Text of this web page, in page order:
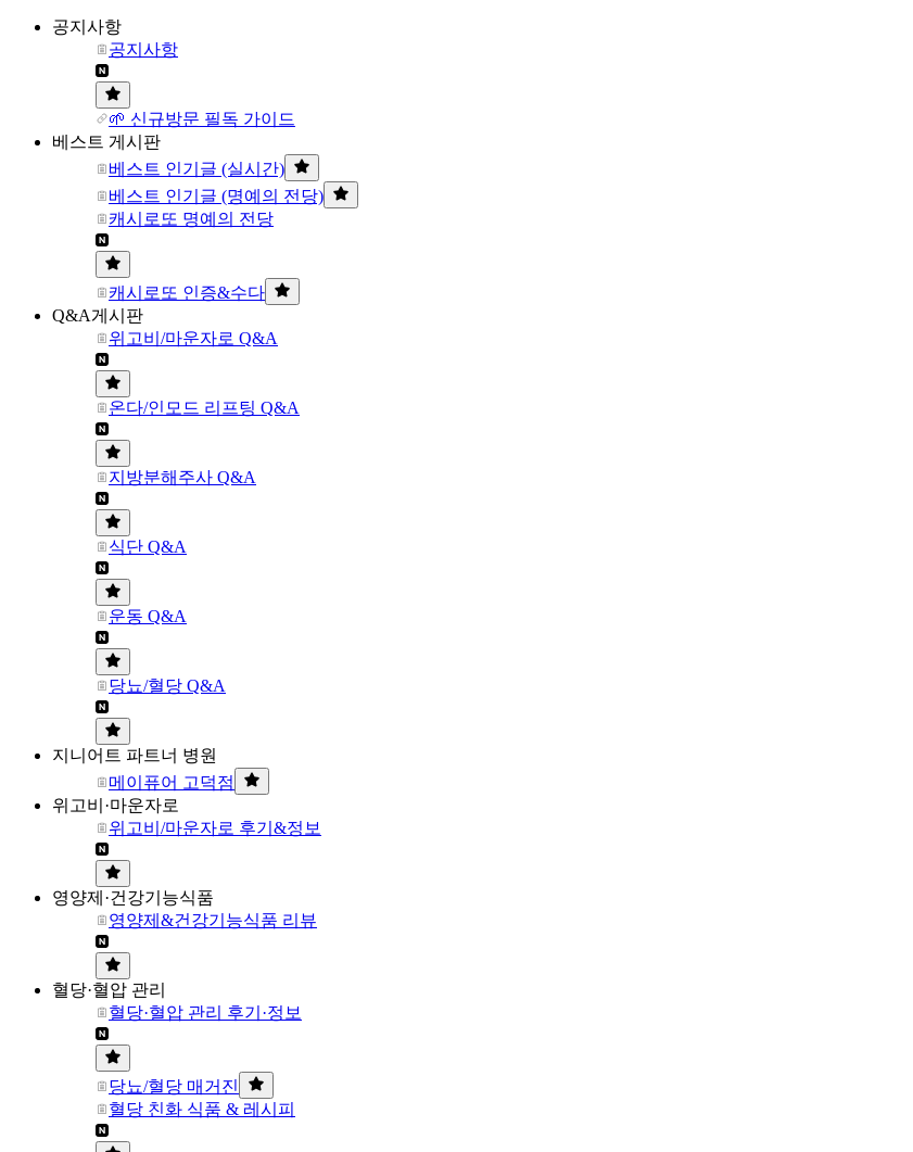
공지사항
공지사항
🌱 신규방문 필독 가이드
베스트 게시판
베스트 인기글 (실시간)
베스트 인기글 (명예의 전당)
캐시로또 명예의 전당
캐시로또 인증&수다
Q&A게시판
위고비/마운자로 Q&A
온다/인모드 리프팅 Q&A
지방분해주사 Q&A
식단 Q&A
운동 Q&A
당뇨/혈당 Q&A
지니어트 파트너 병원
메이퓨어 고덕점
위고비·마운자로
위고비/마운자로 후기&정보
영양제·건강기능식품
영양제&건강기능식품 리뷰
혈당·혈압 관리
혈당·혈압 관리 후기·정보
당뇨/혈당 매거진
혈당 친화 식품 & 레시피